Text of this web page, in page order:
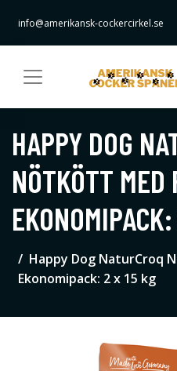
info@amerikansk-cockercirkel.se
HAPPY DOG
NÖTKÖTT MED
Happy Dog NaturCroq
Ekonomipack: 2 x 15 kg